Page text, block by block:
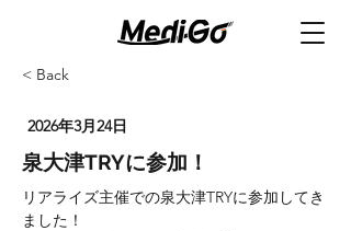
< Back
2026年3月24日
泉大津TRYに参加！
リアライズ主催での泉大津TRYに参加してき
ました！